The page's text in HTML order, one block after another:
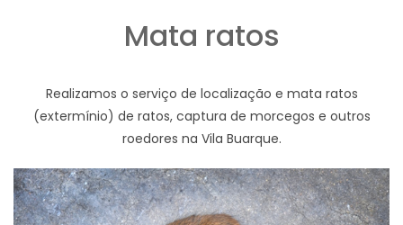
Mata ratos
Realizamos o serviço de localização e mata ratos
(extermínio) de ratos, captura de morcegos e outros
roedores na Vila Buarque.